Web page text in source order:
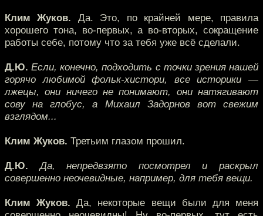
Клим Жуков. Да. Это, по крайней мере, правила
хорошего тона, во-первых, а во-вторых, сокращение
работы себе, потому что за тебя уже всё сделали.
Д.Ю. Если, конечно, подходить с точки зрения нашей
горячо любимой фольк-хистори, все историки —
лжецы, они ничего не понимают, они натягивают
сову на глобус, а Михаил Задорнов вот свежим
взглядом...
Клим Жуков. Третьим глазом прошил.
Д.Ю. Да, непредвзято посмотрел и раскрыл
совершенно неочевидные, например, для тебя вещи.
Клим Жуков. Да, некоторые вещи были для меня